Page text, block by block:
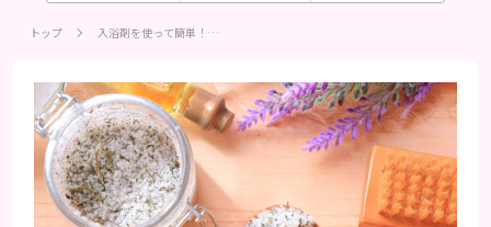
トップ 入浴剤を使って簡単！…